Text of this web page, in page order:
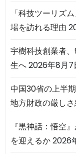
「科技ツーリズ
場を訪れる理由
宇樹科技創業者
生へ2026年8月7
中国30省の上半
地方財政の厳しさ
『黒神話：悟空
を迎えるか2026